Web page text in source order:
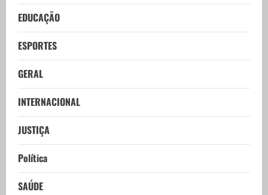
EDUCAÇÃO
ESPORTES
GERAL
INTERNACIONAL
JUSTIÇA
Política
SAÚDE